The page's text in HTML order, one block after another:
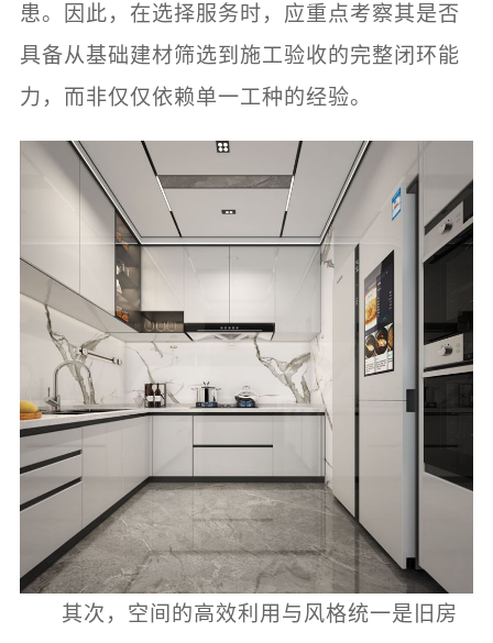
患。因此，在选择服务时，应重点考察其是否
具备从基础建材筛选到施工验收的完整闭环能
力，而非仅仅依赖单一工种的经验。
其次，空间的高效利用与风格统一是旧房